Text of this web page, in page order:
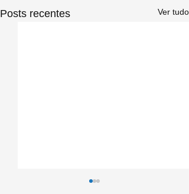
Posts recentes Ver tudo